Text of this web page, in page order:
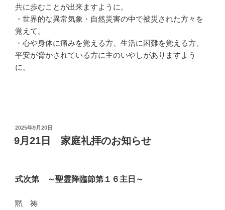
共に歩むことが出来ますように。
・世界的な異常気象・自然災害の中で被災された方々を
覚えて。
・心や身体に痛みを覚える方、生活に困難を覚える方、
平安が脅かされている方に主のいやしがありますよう
に。
投
稿
日:
2025年9月20日
9月21日 家庭礼拝のお知らせ
式次第 ～聖霊降臨節第１６主日～
黙 祷